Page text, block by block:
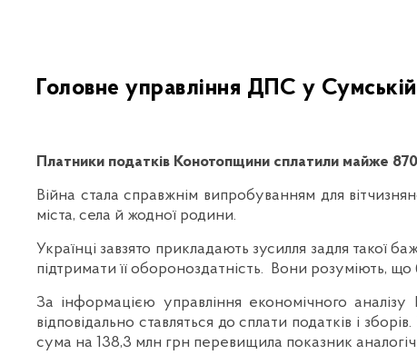
Головне управління ДПС у
Платники податків Конотопщини сплатили майже
Війна стала справжнім випробуванням для
міста, села й жодної родини.
Українці завзято прикладають зусилля задля такої
підтримати її обороноздатність. Вони розуміють,
За інформацією управління економічного
відповідально ставляться до сплати податків і
сума на 138,3 млн грн перевищила показник